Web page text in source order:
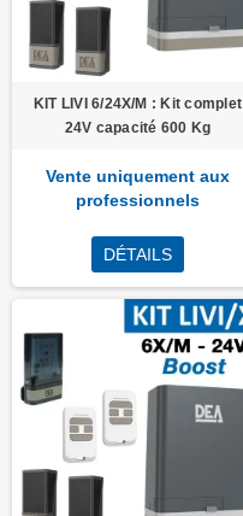
KIT LIVI 6/24X/M : Kit complet
24V capacité 600 Kg
Vente uniquement aux
professionnels
DÉTAILS